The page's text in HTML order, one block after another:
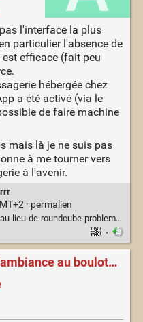
l'interface la plus
particulier l'absence de
efficace (fait peu
hébergée chez
a été activé (via le
de faire machine
mais là je ne suis pas
à me tourner vers
à l'avenir.
· permalien
roundcube-problemes/15706/21
·
au boulot…